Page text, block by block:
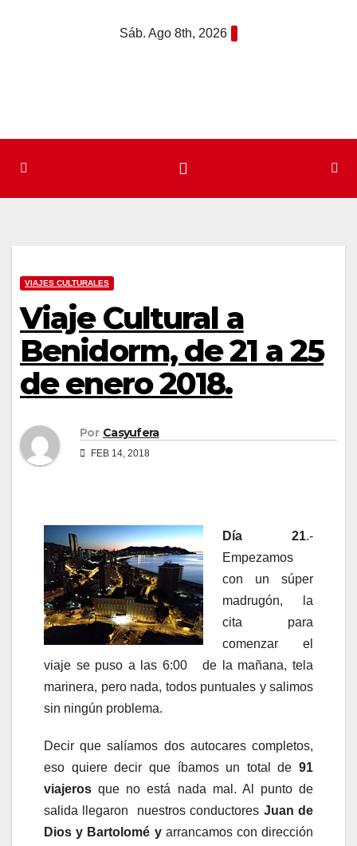
Sáb. Ago 8th, 2026
VIAJES CULTURALES
Viaje Cultural a
Benidorm, de 21 a 25
de enero 2018.
Por Casyufera
FEB 14, 2018
Día 21.-
Empezamos
con un súper
madrugón, la
cita para
comenzar el
viaje se puso a las 6:00 de la mañana, tela
marinera, pero nada, todos puntuales y salimos
sin ningún problema.
Decir que salíamos dos autocares completos,
eso quiere decir que íbamos un total de 91
viajeros que no está nada mal. Al punto de
salida llegaron nuestros conductores Juan de
Dios y Bartolomé yarrancamos con dirección